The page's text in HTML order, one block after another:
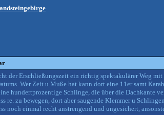
der Erschließungszeit ein richtig spektakulärer Weg
Wer Zeit u Muße hat kann dort eine 11er samt
hundertprozentige Schlinge, die über die Dachkante
re. zu bewegen, dort aber saugende Klemmer u
noch einmal recht anstrengend und ungesichert,